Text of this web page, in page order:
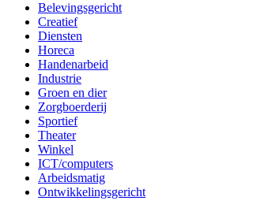
Belevingsgericht
Creatief
Diensten
Horeca
Handenarbeid
Industrie
Groen en dier
Zorgboerderij
Sportief
Theater
Winkel
ICT/computers
Arbeidsmatig
Ontwikkelingsgericht